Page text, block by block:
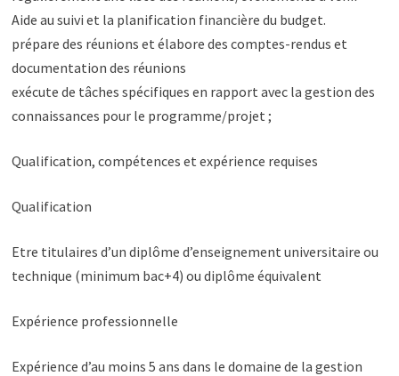
Aide au suivi et la planification financière du budget.
prépare des réunions et élabore des comptes-rendus et
documentation des réunions
exécute de tâches spécifiques en rapport avec la gestion des
connaissances pour le programme/projet ;
Qualification, compétences et expérience requises
Qualification
Etre titulaires d’un diplôme d’enseignement universitaire ou
technique (minimum bac+4) ou diplôme équivalent
Expérience professionnelle
Expérience d’au moins 5 ans dans le domaine de la gestion